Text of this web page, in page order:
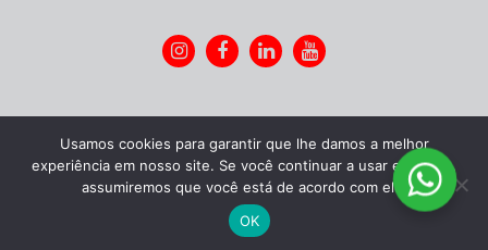
Idônea Comunicação |Política de privacidade
Usamos cookies para garantir que lhe damos a melhor
experiência em nosso site. Se você continuar a usar este site,
assumiremos que você está de acordo com ele.
OK